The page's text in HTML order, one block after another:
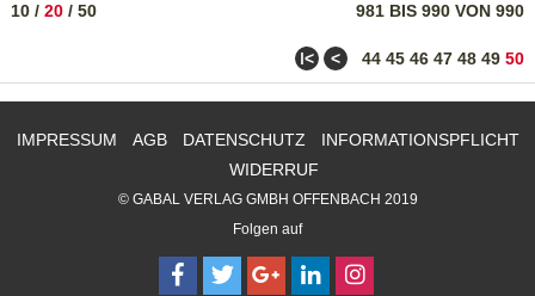
981 BIS 990 VON 990
10 / 20 / 50
ǀ< < 44 45 46 47 48 49 50
IMPRESSUM AGB DATENSCHUTZ
INFORMATIONSPFLICHT
WIDERRUF
© GABAL VERLAG GMBH OFFENBACH 2019
Folgen auf